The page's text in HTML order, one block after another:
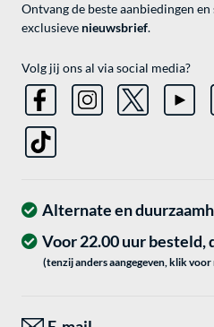
Ontvang de beste aanbiedingen
exclusieve nieuwsbrief.
Volg jij ons al via social media?
Alternate en
Voor 22.00 uur besteld,
(tenzij anders aangegeven, klik voor